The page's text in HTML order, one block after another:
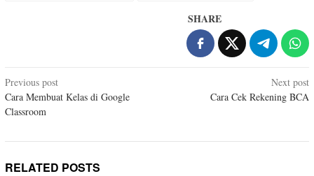
SHARE
Post
navigation
Previous post
Cara Membuat Kelas di Google
Classroom
Next post
Cara Cek Rekening BCA
RELATED POSTS